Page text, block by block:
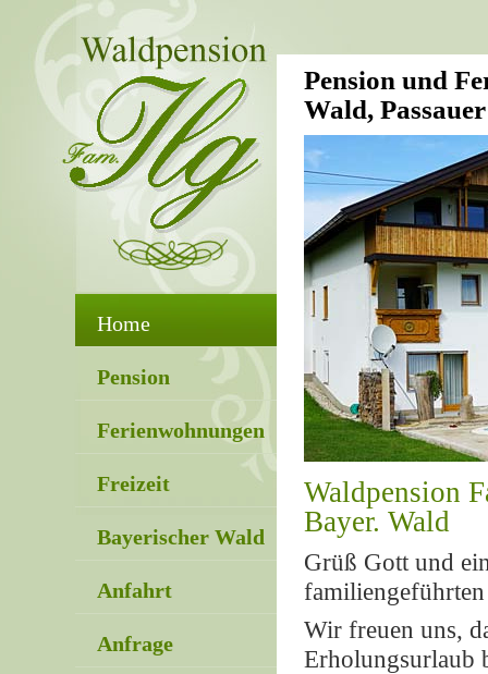
Home
Pension
Ferienwohnungen
Freizeit
Bayerischer Wald
Anfahrt
Anfrage
Pension und
Wald,
Waldpension
Bayer. Wald
Grüß Gott und
Wir freuen uns,
Erholungsurlaub